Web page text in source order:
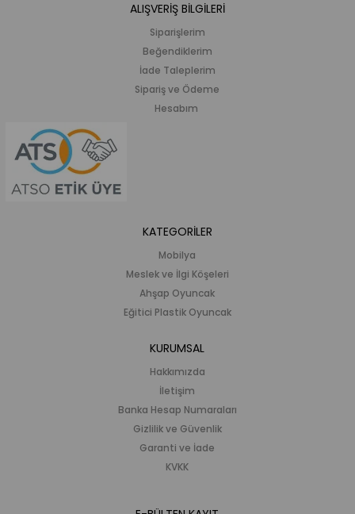
ALIŞVERİŞ BİLGİLERİ
Siparişlerim
Beğendiklerim
İade Taleplerim
Sipariş ve Ödeme
Hesabım
KATEGORİLER
Mobilya
Meslek ve İlgi Köşeleri
Ahşap Oyuncak
Eğitici Plastik Oyuncak
KURUMSAL
Hakkımızda
İletişim
Banka Hesap Numaraları
Gizlilik ve Güvenlik
Garanti ve İade
KVKK